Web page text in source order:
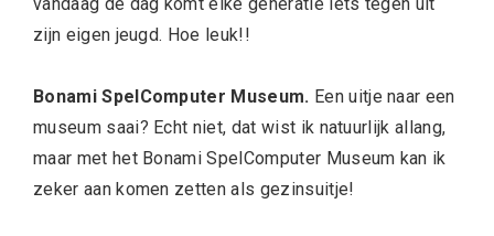
zijn eigen jeugd. Hoe leuk!!
Bonami SpelComputer Museum. Een uitje naar een
museum saai? Echt niet, dat wist ik natuurlijk allang,
maar met het Bonami SpelComputer Museum kan ik
zeker aan komen zetten als gezinsuitje!